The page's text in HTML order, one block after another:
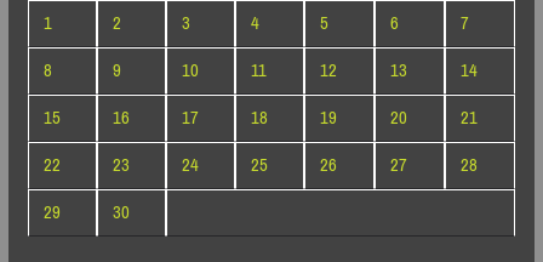
1
2 3 4 5 6
7
8
9 10 11 12 13
14
15
16 17 18 19 20
21
22
23 24 25 26 27
28
29
30